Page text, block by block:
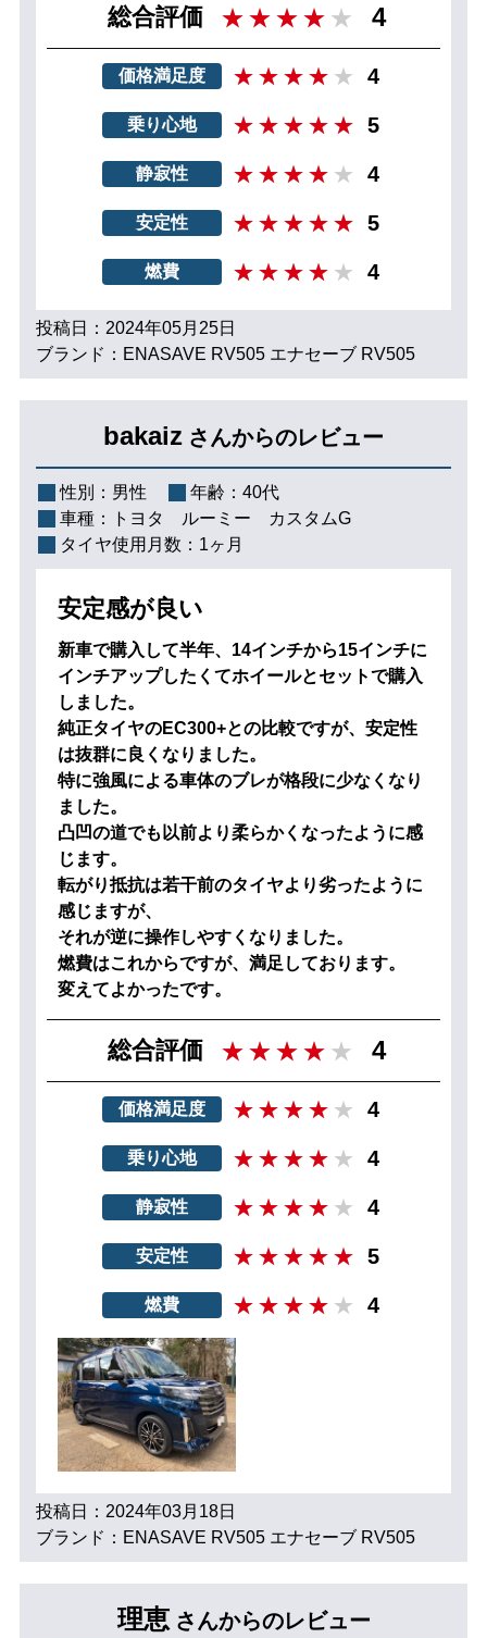
総合評価 4
価格満足度 4
乗り心地 5
静寂性 4
安定性 5
燃費 4
投稿日：2024年05月25日
ブランド：ENASAVE RV505 エナセーブ RV505
bakaiz さんからのレビュー
性別： 男性 年齢： 40代
車種：
トヨタ ルーミー カスタムG
タイヤ使用月数： 1ヶ月
安定感が良い
新車で購入して半年、14インチから15インチに
インチアップしたくてホイールとセットで購入
しました。
純正タイヤのEC300+との比較ですが、安定性
は抜群に良くなりました。
特に強風による車体のブレが格段に少なくなり
ました。
凸凹の道でも以前より柔らかくなったように感
じます。
転がり抵抗は若干前のタイヤより劣ったように
感じますが、
それが逆に操作しやすくなりました。
燃費はこれからですが、満足しております。
変えてよかったです。
総合評価 4
価格満足度 4
乗り心地 4
静寂性 4
安定性 5
燃費 4
投稿日：2024年03月18日
ブランド：ENASAVE RV505 エナセーブ RV505
理恵 さんからのレビュー